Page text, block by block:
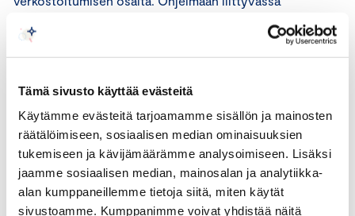
Tämä sivusto käyttää evästeitä
Käytämme evästeitä tarjoamamme sisällön ja mainosten
räätälöimiseen, sosiaalisen median ominaisuuksien
tukemiseen ja kävijämäärämme analysoimiseen. Lisäksi
jaamme sosiaalisen median, mainosalan ja analytiikka-
alan kumppaneillemme tietoja siitä, miten käytät
sivustoamme. Kumppanimme voivat yhdistää näitä
Ilmastoyhteisössä sai huomata, että samojen pulmien
kanssa painivat lukuisat muutkin pk-yritykset.
vastuita kannattaa jakaa yrityksen sisällä muillekin.
Tiimissä on hyvä olla esimerkiksi tuotannon, hankintojen
ja taloushallinnon edustajat”, Haapalehto vinkkaa.
Restatopissa hiilijalanjälki aiotaan jatkossa laskea
vuosittain, mikä antaa pohjaa parhaillaan työn alla